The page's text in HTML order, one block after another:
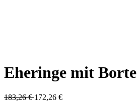
Eheringe mit Borte
183,26€ 172,26 €